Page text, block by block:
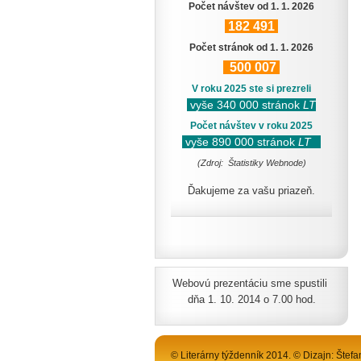
Počet návštev od 1. 1. 2026
182 491
Počet stránok od 1. 1. 2026
500 007
V roku 2025 ste si prezreli
vyše 340 000 stránok LT
Počet návštev v roku 2025
vyše 890 000 stránok LT
(Zdroj: Štatistiky Webnode)
Ďakujeme za vašu priazeň.
Webovú prezentáciu sme spustili
dňa 1. 10. 2014 o 7.00 hod.
© Literárny týždenník 2014. © Dizajn: